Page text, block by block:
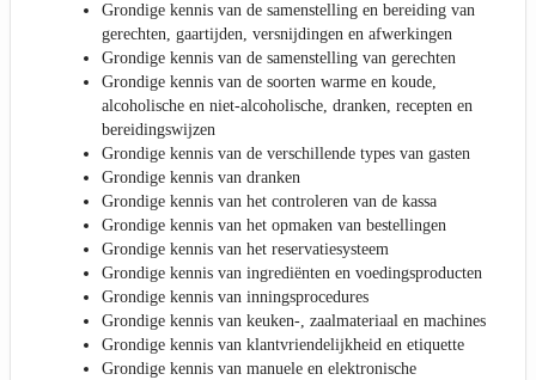
Grondige kennis van de samenstelling en bereiding van
gerechten, gaartijden, versnijdingen en afwerkingen
Grondige kennis van de samenstelling van gerechten
Grondige kennis van de soorten warme en koude,
alcoholische en niet-alcoholische, dranken, recepten en
bereidingswijzen
Grondige kennis van de verschillende types van gasten
Grondige kennis van dranken
Grondige kennis van het controleren van de kassa
Grondige kennis van het opmaken van bestellingen
Grondige kennis van het reservatiesysteem
Grondige kennis van ingrediënten en voedingsproducten
Grondige kennis van inningsprocedures
Grondige kennis van keuken-, zaalmateriaal en machines
Grondige kennis van klantvriendelijkheid en etiquette
Grondige kennis van manuele en elektronische